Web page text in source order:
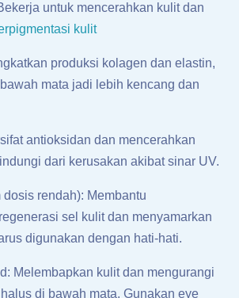
untuk mencerahkan kulit dan
kulit
produksi kolagen dan elastin,
mata jadi lebih kencang dan
antioksidan dan mencerahkan
dari kerusakan akibat sinar UV.
dosis rendah): Membantu
sel kulit dan menyamarkan
digunakan dengan hati-hati.
Melembapkan kulit dan mengurangi
di bawah mata. Gunakan eye